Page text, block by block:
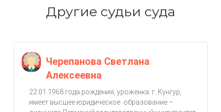
Другие судьи суда
Черепанова Светлана
Алексеевна
22.01.1968 года рождения, уроженка г. Кунгур,
имеет высшее юридическое образование –